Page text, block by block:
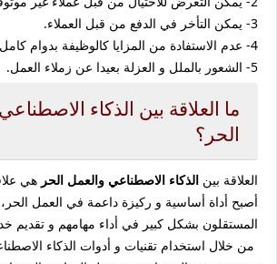
3- يمكن التأخر في الدفع من قبل العملاء.
4- عدم الاستفادة من المزايا كالوظيفة بدوام كامل.
5- الشعور بالملل و العزلة بعيدا عن زملاء العمل.
ما العلاقة بين الذكاء
الحر؟
العلاقة بين الذكاء الاصطناعي والعمل الحر هي
أصبح أداة أساسية و ركيزة داعمة في العمل الحر،
المستقلون بشكل كبير في أداء مهامهم و تقديم
من خلال استخدام تقنيات و أدوات الذكاء